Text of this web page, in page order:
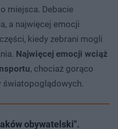
miejsca. Debacie
a najwięcej emocji
kiedy zebrani mogli
Najwięcej emocji wciąż
, chociaż gorąco
światopoglądowych.
obywatelski".